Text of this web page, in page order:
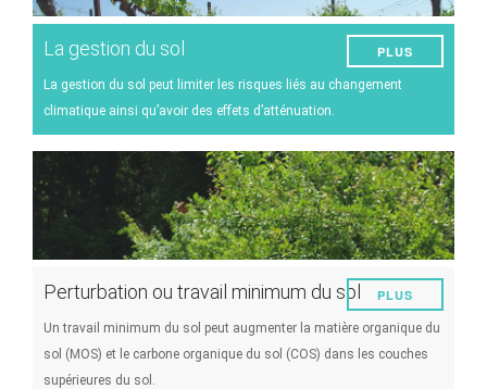
Gestion des évènements climatiques
La gestion du sol
La gestion du sol peut limiter les risques liés au changement
climatique ainsi qu’avoir des effets d’atténuation.
PLUS
Perturbation ou travail minimum du sol
Un travail minimum du sol peut augmenter la matière organique du
sol (MOS) et le carbone organique du sol (COS) dans les couches
supérieures du sol.
PLUS